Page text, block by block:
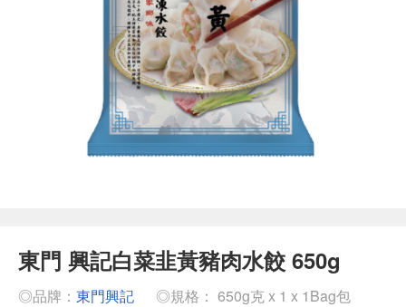
東門 興記白菜韭黃豬肉水餃 650g
◎品牌： 東門興記 ◎規格： 650g克 x 1 x 1Bag包